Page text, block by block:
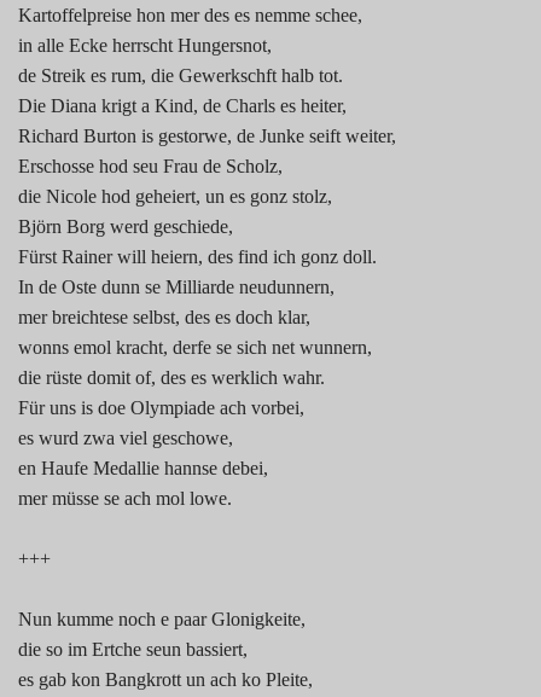
Kartoffelpreise hon mer des es nemme schee,
in alle Ecke herrscht Hungersnot,
de Streik es rum, die Gewerkschft halb tot.
Die Diana krigt a Kind, de Charls es heiter,
Richard Burton is gestorwe, de Junke seift weiter,
Erschosse hod seu Frau de Scholz,
die Nicole hod geheiert, un es gonz stolz,
Björn Borg werd geschiede,
Fürst Rainer will heiern, des find ich gonz doll.
In de Oste dunn se Milliarde neudunnern,
mer breichtese selbst, des es doch klar,
wonns emol kracht, derfe se sich net wunnern,
die rüste domit of, des es werklich wahr.
Für uns is doe Olympiade ach vorbei,
es wurd zwa viel geschowe,
en Haufe Medallie hannse debei,
mer müsse se ach mol lowe.
+++
Nun kumme noch e paar Glonigkeite,
die so im Ertche seun bassiert,
es gab kon Bangkrott un ach ko Pleite,